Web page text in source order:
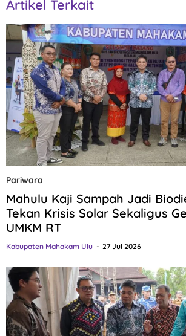
Artikel Terkait
Pariwara
Mahulu Kaji Sampah Jadi
Tekan Krisis Solar Sekaligus
UMKM RT
Kabupaten Mahakam Ulu 27 Jul 2026